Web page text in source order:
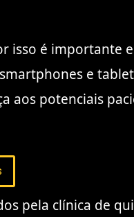
isso é importante
e
aos potenciais
pela clínica de